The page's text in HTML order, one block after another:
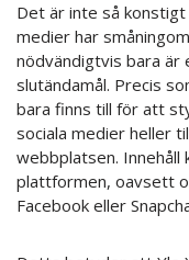
Det är inte så
medier har
nödvändigtvis bara är
slutändamål. Precis
bara finns till för att
sociala medier heller
webbplatsen. Innehåll
plattformen, oavsett
Facebook eller